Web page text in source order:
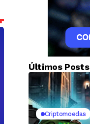
Últimos Posts
Criptomoedas